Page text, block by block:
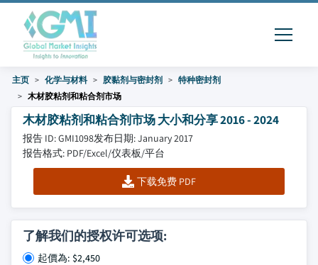
主页 化学与材料 胶黏剂与密封剂
特种密封剂
木材胶粘剂和粘合剂市场
木材胶粘剂和粘合剂市场 大小和分享 2016 - 2024
报告 ID: GMI1098发布日期: January 2017
报告格式: PDF/Excel/仪表板/平台
下载免费 PDF
了解我们的授权许可选项:
起價為: $2,450